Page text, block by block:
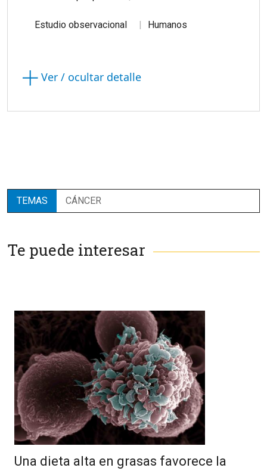
Estudio observacional Humanos
Ver / ocultar detalle
TEMAS CÁNCER
Te puede interesar
Una dieta alta en grasas favorece la